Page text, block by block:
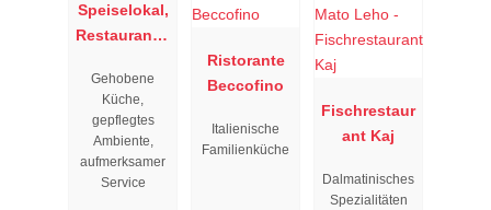
Speiselokal,
Restaurant "
"
Gehobene
Küche,
gepflegtes
Ambiente,
aufmerksamer
Service
Ristorante
Beccofino
Italienische
Familienküche
Fischrestaur
ant Kaj
Dalmatinisches
Spezialitäten